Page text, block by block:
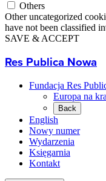
Others
Other uncategorized
have not been classified
SAVE & ACCEPT
Res Publica Nowa
Fundacja Res
Europa na
Back
English
Nowy numer
Wydarzenia
Księgarnia
Kontakt